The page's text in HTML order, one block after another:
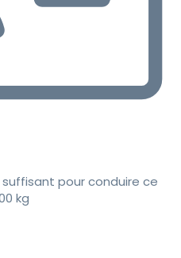
pour conduire ce
kg